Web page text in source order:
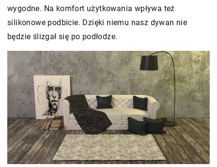
wygodne. Na komfort użytkowania wpływa też
silikonowe podbicie. Dzięki niemu nasz dywan nie
będzie ślizgał się po podłodze.